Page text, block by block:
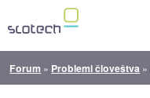
Forum » Problemi človeštva »